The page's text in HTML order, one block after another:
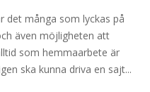
det många som lyckas på
även möjligheten att
som hemmaarbete är
ska kunna driva en sajt...